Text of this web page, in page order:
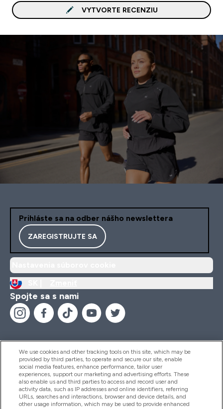
VYTVORTE RECENZIU
Prihláste sa na odber nášho newslettera
ZAREGISTRUJTE SA
Spojte sa s nami
Pomoc & Informácie
Produkty
We use cookies and other tracking tools on this site, which may be
provided by third parties, to operate and secure our site, enable
social media features, enhance performance, tailor user
experiences, support our marketing and advertising efforts. These
also enable us and third parties to access and record user and
activity data, such as IP addresses and online identifiers, referring
URLs, searches and interactions, browser and device details, and
other usage information, which may be used to provide enhanced